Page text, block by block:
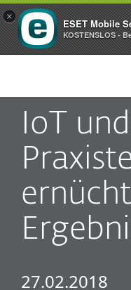
IoT
27.02.2018
×
ESET Mobile
KOSTENSLOS -